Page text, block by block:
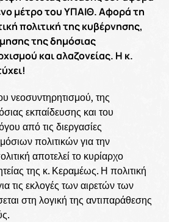
μέτρο του ΥΠΑΙΘ. Αφορά τη
πολιτική της κυβέρνησης,
της δημόσιας
και αλαζονείας. Η κ.
νεοσυντηρητισμού, της
εκπαίδευσης και του
από τις διεργασίες
πολιτικών για την
αποτελεί το κυρίαρχο
της κ. Κεραμέως. Η πολιτική
τις εκλογές των αιρετών των
στη λογική της αντιπαράθεσης